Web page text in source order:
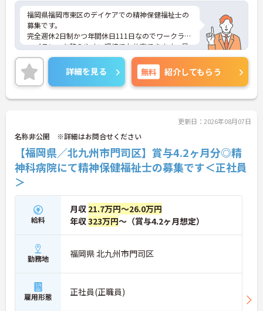
福岡県福岡市東区のデイケアでの精神保健福祉士の
募集です。
完全週休2日制かつ年間休日111日なのでワークライ
フバランスを整えやすい環境でお仕事できます。昇
給・賞与ありのため、あなたの頑張りがしっかり評
価されます。
ご興味のある方は、面接のポイントをお伝えします
のでお気軽にお問い合せください。
詳細を見る 無料 紹介してもらう
更新日：2026年08月07日
名称非公開 ※詳細はお問合せください
【福岡県／北九州市門司区】賞与4.2ヶ月分◎精
神科病院にて精神保健福祉士の募集です＜正社員
＞
給料
月収 21.7万円～26.0万円
年収323万円～（賞与4.2ヶ月想定）
勤務地 福岡県 北九州市門司区
雇用形態 正社員(正職員)